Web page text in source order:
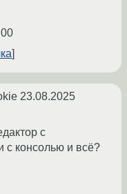
23.08.2025
с
с консолью и всё?